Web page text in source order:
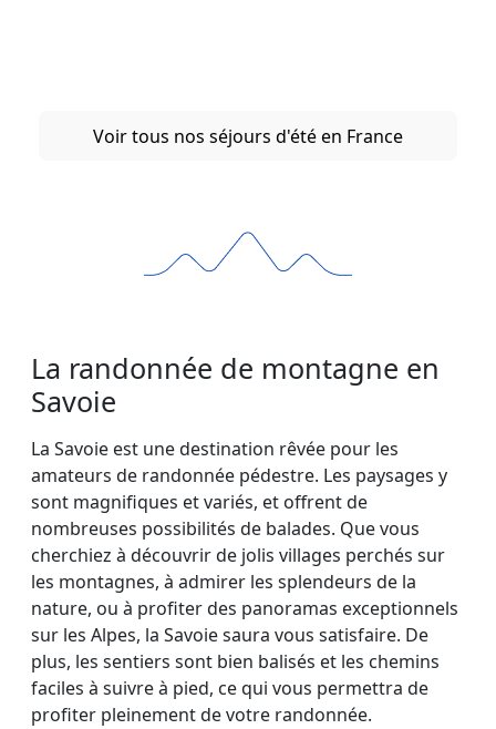
Voir tous nos séjours d'été en France
La randonnée de montagne en
Savoie
La Savoie est une destination rêvée pour les
amateurs de randonnée pédestre. Les paysages y
sont magnifiques et variés, et offrent de
nombreuses possibilités de balades. Que vous
cherchiez à découvrir de jolis villages perchés sur
les montagnes, à admirer les splendeurs de la
nature, ou à profiter des panoramas exceptionnels
sur les Alpes, la Savoie saura vous satisfaire. De
plus, les sentiers sont bien balisés et les chemins
faciles à suivre à pied, ce qui vous permettra de
profiter pleinement de votre randonnée.